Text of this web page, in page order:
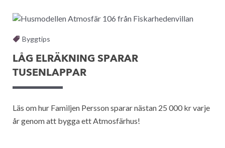
Byggtips
LÅG ELRÄKNING SPARAR
TUSENLAPPAR
Läs om hur Familjen Persson sparar nästan 25 000 kr varje
år genom att bygga ett Atmosfärhus!